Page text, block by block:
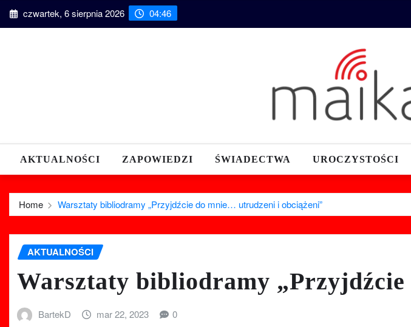
Skip czwartek, 6 sierpnia 2026 04:46
AKTUALNOŚCI ZAPOWIEDZI ŚWIADECTWA UROCZYSTOŚCI
Home Warsztaty bibliodramy „Przyjdźcie do mnie… utrudzeni i obciążeni”
AKTUALNOŚCI
Warsztaty bibliodramy
BartekD mar 22, 2023 0